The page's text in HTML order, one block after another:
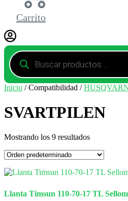
Carrito
Búsqueda
de
productos
Inicio / Compatibilidad /
SVARTPILEN
Mostrando los 9 resultados
Llanta Timsun 110-70-17 TL